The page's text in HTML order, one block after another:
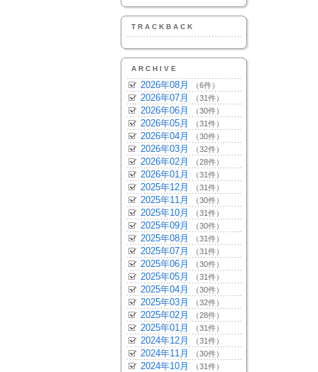
TRACKBACK
ARCHIVE
2026年08月 （6件）
2026年07月 （31件）
2026年06月 （30件）
2026年05月 （31件）
2026年04月 （30件）
2026年03月 （32件）
2026年02月 （28件）
2026年01月 （31件）
2025年12月 （31件）
2025年11月 （30件）
2025年10月 （31件）
2025年09月 （30件）
2025年08月 （31件）
2025年07月 （31件）
2025年06月 （30件）
2025年05月 （31件）
2025年04月 （30件）
2025年03月 （32件）
2025年02月 （28件）
2025年01月 （31件）
2024年12月 （31件）
2024年11月 （30件）
2024年10月 （31件）